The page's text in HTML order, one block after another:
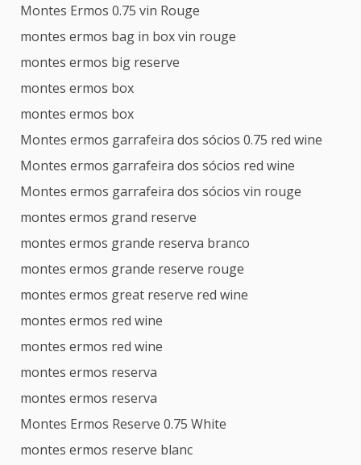
Montes Ermos 0.75 vin Rouge
montes ermos bag in box vin rouge
montes ermos big reserve
montes ermos box
montes ermos box
Montes ermos garrafeira dos sócios 0.75 red wine
Montes ermos garrafeira dos sócios red wine
Montes ermos garrafeira dos sócios vin rouge
montes ermos grand reserve
montes ermos grande reserva branco
montes ermos grande reserve rouge
montes ermos great reserve red wine
montes ermos red wine
montes ermos red wine
montes ermos reserva
montes ermos reserva
Montes Ermos Reserve 0.75 White
montes ermos reserve blanc